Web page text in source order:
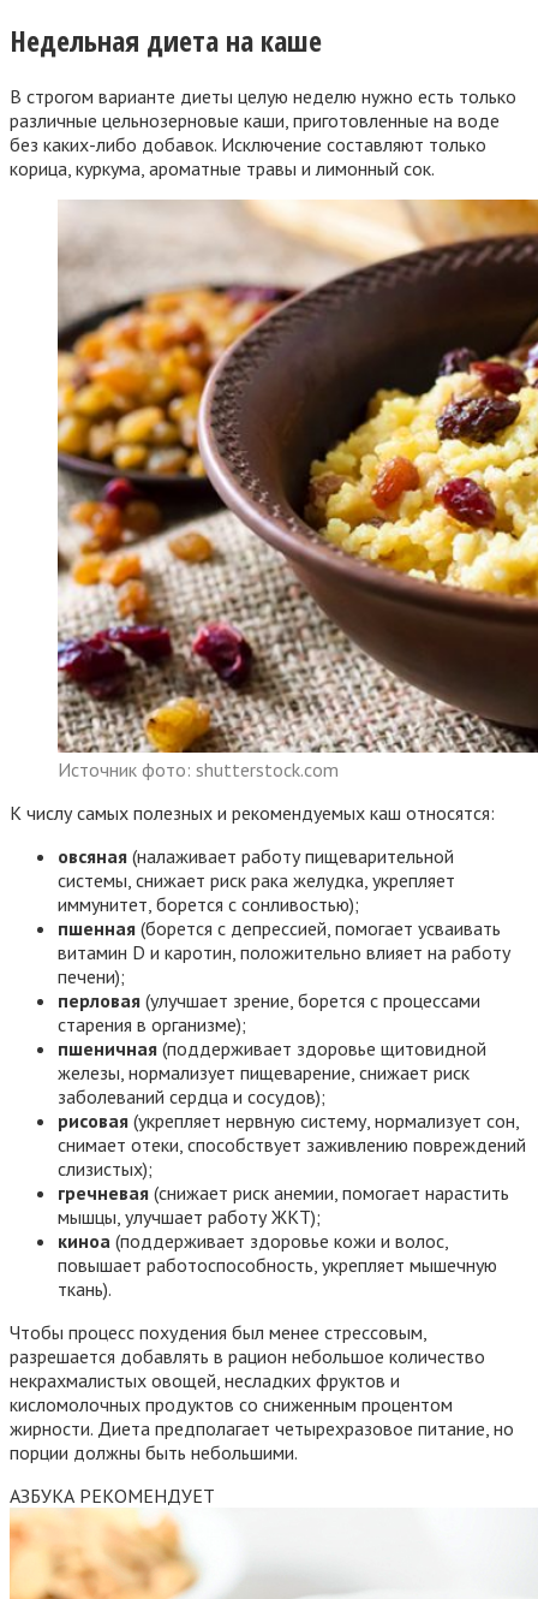
Недельная диета на каше
В строгом варианте диеты целую неделю нужно есть только
различные цельнозерновые каши, приготовленные на воде
без каких-либо добавок. Исключение составляют только
корица, куркума, ароматные травы и лимонный сок.
Источник фото: shutterstock.com
К числу самых полезных и рекомендуемых каш относятся:
овсяная (налаживает работу пищеварительной
системы, снижает риск рака желудка, укрепляет
иммунитет, борется с сонливостью);
пшенная (борется с депрессией, помогает усваивать
витамин D и каротин, положительно влияет на работу
печени);
перловая (улучшает зрение, борется с процессами
старения в организме);
пшеничная (поддерживает здоровье щитовидной
железы, нормализует пищеварение, снижает риск
заболеваний сердца и сосудов);
рисовая (укрепляет нервную систему, нормализует сон,
снимает отеки, способствует заживлению повреждений
слизистых);
гречневая (снижает риск анемии, помогает нарастить
мышцы, улучшает работу ЖКТ);
киноа (поддерживает здоровье кожи и волос,
повышает работоспособность, укрепляет мышечную
ткань).
Чтобы процесс похудения был менее стрессовым,
разрешается добавлять в рацион небольшое количество
некрахмалистых овощей, несладких фруктов и
кисломолочных продуктов со сниженным процентом
жирности. Диета предполагает четырехразовое питание, но
порции должны быть небольшими.
АЗБУКА РЕКОМЕНДУЕТ